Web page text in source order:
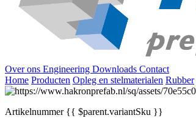
Over ons Engineering Downloads Contact
Home Producten Opleg en stelmaterialen Rubber
Artikelnummer{{ $parent.variantSku }}